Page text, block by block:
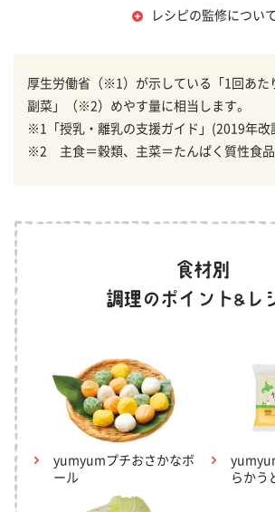
レシピの監修につい
厚生労働省（※1）が示している「1回あた
副菜」（※2）めやす量に相当します。
※1「授乳・離乳の支援ガイド」(2019年改
※2 主食＝穀類、主菜＝たんぱく質性食
yumyumプチおさかなボ
ール
らかう